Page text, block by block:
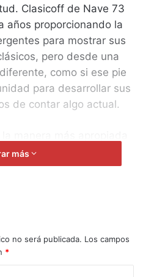
Clasicoff de Nave 73
años proporcionando la
para mostrar sus
pero desde una
como si ese pie
para desarrollar sus
de contar algo actual.
algo contemporáneo,
de ojeador, hemos visto
somos agoreros, sino
intentar
les puede dar un
más
no será publicada. Los campos
*